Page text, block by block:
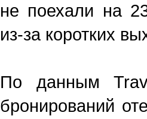
не поехали на
из-за коротких
По данным
бронирований